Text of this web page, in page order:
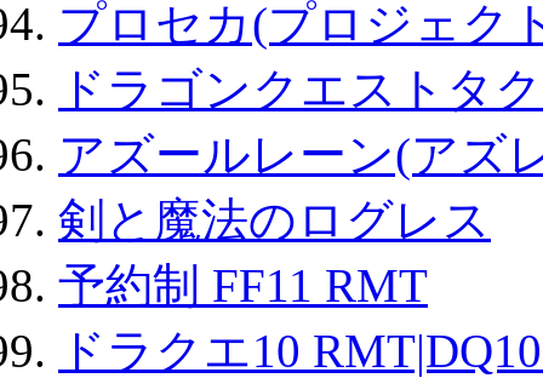
プロセカ(プロジェク
ドラゴンクエストタ
アズールレーン(アズ
剣と魔法のログレス
予約制 FF11 RMT
ドラクエ10